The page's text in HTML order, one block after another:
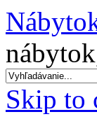
Skip to